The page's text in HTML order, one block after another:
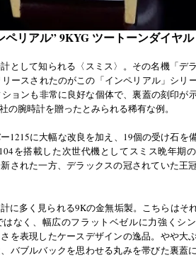
ペリアル” 9KYG ツートーンダイヤル
として知られる〈スミス〉。その名機「デ
ースされたのがこの「インペリアル」シリ
ョンも非常に良好な個体で、裏蓋の刻印が
の腕時計を贈ったとみられる稀有な例。
1215に大幅な改良を加え、19個の受け石を
を搭載した次世代機としてスミス晩年期
された一方、デラックスの冠されていた王
に多く見られる9Kの金無垢製。こちらはそ
はなく、幅広のフラットベゼルに力強くシ
を表現したケースデザインの逸品。やや大
バブルバックを思わせる丸みを帯びた裏蓋